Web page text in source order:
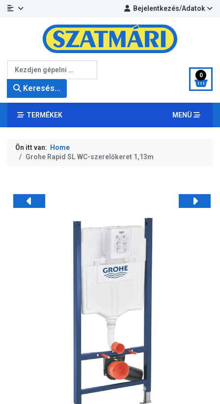
Bejelentkezés/Adatok
Keresés...
0
TERMÉKEK MENÜ
Ön itt van: Home
Grohe Rapid SL WC-szerelőkeret 1,13m